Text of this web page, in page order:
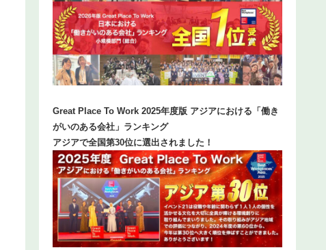
Great Place To Work 2025年度版 アジアにおける「働き
がいのある会社」ランキング
アジアで全国第30位に選出されました！